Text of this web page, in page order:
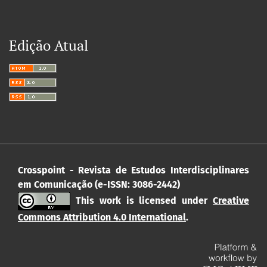
Edição Atual
Crosspoint - Revista de Estudos Interdisciplinares
em Comunicação (e-ISSN: 3086-2442)
This work is licensed under Creative
Commons Attribution 4.0 International.